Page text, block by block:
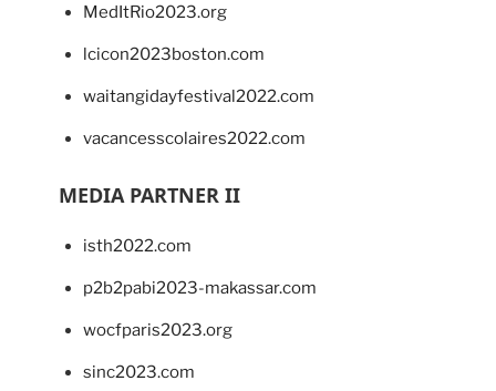
MedItRio2023.org
lcicon2023boston.com
waitangidayfestival2022.com
vacancesscolaires2022.com
MEDIA PARTNER II
isth2022.com
p2b2pabi2023-makassar.com
wocfparis2023.org
sinc2023.com